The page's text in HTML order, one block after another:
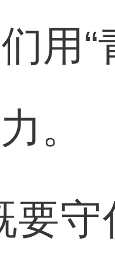
用
。
守